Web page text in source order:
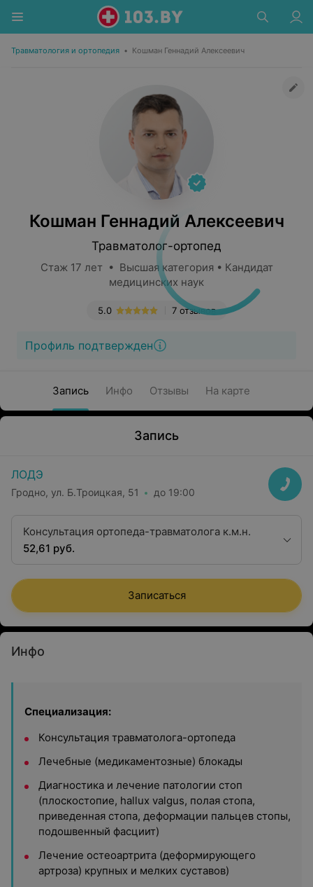
Травматология и ортопедия • Кошман Геннадий Алексеевич
Кошман Геннадий Алексеевич
Травматолог-ортопед
Стаж 17 лет • Высшая категория • Кандидат
медицинских наук
7 отзывов
5.0
Профиль подтвержден
Запись Инфо Отзывы На карте
Запись
ЛОДЭ
Гродно, ул. Б.Троицкая, 51 до 19:00
Консультация ортопеда-травматолога к.м.н.
52,61 руб.
Записаться
Инфо
Специализация:
Консультация травматолога-ортопеда
Лечебные (медикаментозные) блокады
Диагностика и лечение патологии стоп
(плоскостопие, hallux valgus, полая стопа,
приведенная стопа, деформации пальцев стопы,
подошвенный фасциит)
Лечение остеоартрита (деформирующего
артроза) крупных и мелких суставов)